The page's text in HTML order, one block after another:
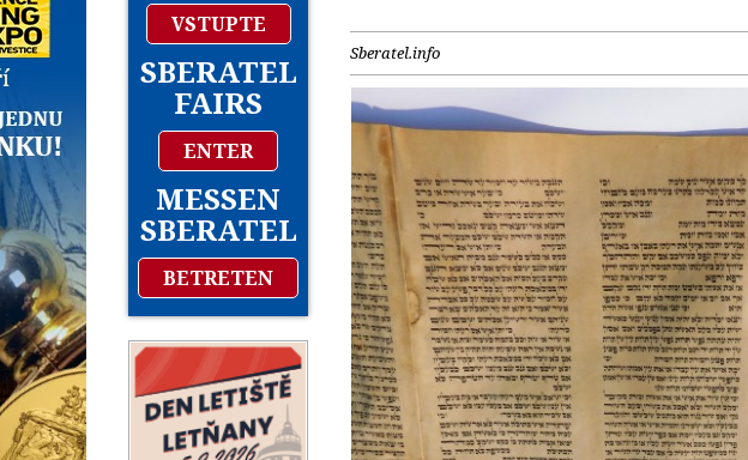
VSTUPTE
SBERATEL
FAIRS
ENTER
MESSEN
SBERATEL
BETRETEN
Sberatel.info